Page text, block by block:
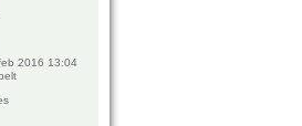
2016 13:04